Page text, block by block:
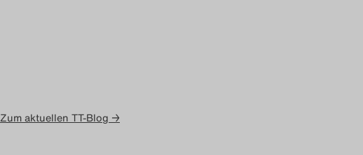
Zum aktuellen TT-Blog →